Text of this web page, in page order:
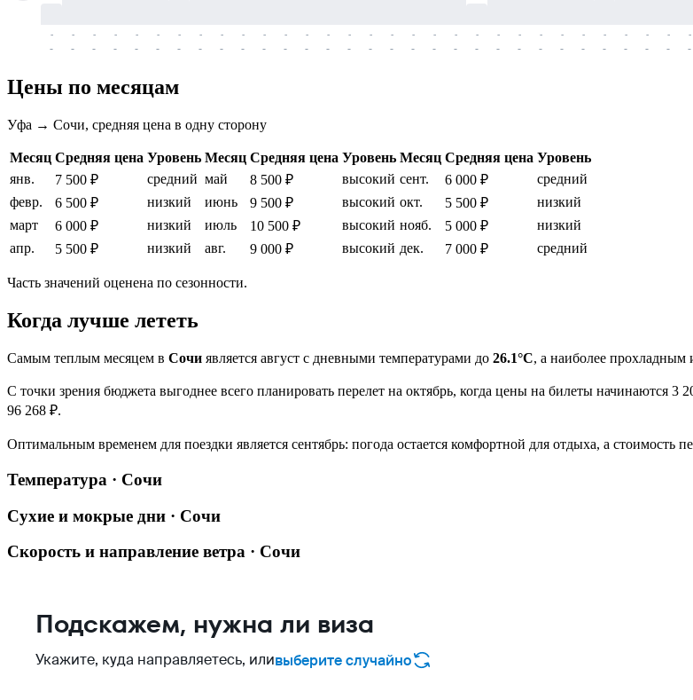
-
-
-
-
-
-
-
-
-
-
-
-
-
-
-
-
-
-
-
-
-
-
-
-
-
-
-
-
-
-
-
-
-
-
-
-
-
-
-
-
-
-
-
-
-
-
-
-
-
-
-
-
-
-
-
-
-
-
-
-
-
-
Цены по месяцам
Уфа → Сочи, средняя цена в одну сторону
Месяц Средняя цена Уровень Месяц Средняя цена Уровень Месяц Средняя цена Уровень
янв.
7 500 ₽ средний май 8 500 ₽ высокий сент. 6 000 ₽
средний
февр.
6 500 ₽ низкий июнь 9 500 ₽ высокий окт. 5 500 ₽
низкий
март
6 000 ₽ низкий июль 10 500 ₽ высокий нояб. 5 000 ₽
низкий
апр.
5 500 ₽ низкий авг. 9 000 ₽ высокий дек. 7 000 ₽ средний
Часть значений оценена по сезонности.
Когда лучше лететь
Самым теплым месяцем в Сочи является август с дневными температурами до 26.1°C, а наиболее прохладным
С точки зрения бюджета выгоднее всего планировать перелет на октябрь, когда цены на билеты начинаются
96 268 ₽.
Оптимальным временем для поездки является сентябрь: погода остается комфортной для отдыха, а стоимость
Температура · Сочи
Сухие и мокрые дни · Сочи
Скорость и направление ветра · Сочи
Подскажем, нужна ли виза
Укажите, куда направляетесь, иливыберите случайно